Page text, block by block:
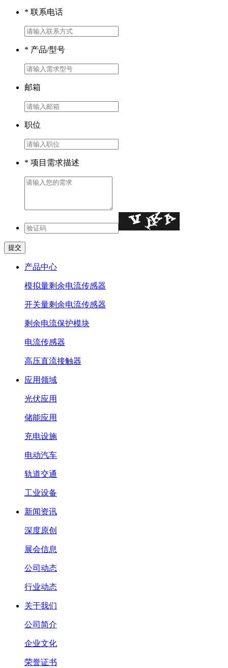
* 联系电话
* 产品/型号
邮箱
职位
* 项目需求描述
产品中心
模拟量剩余电流传感器
开关量剩余电流传感器
剩余电流保护模块
电流传感器
高压直流接触器
应用领域
光伏应用
储能应用
充电设施
电动汽车
轨道交通
工业设备
新闻资讯
深度原创
展会信息
公司动态
行业动态
关于我们
公司简介
企业文化
荣誉证书